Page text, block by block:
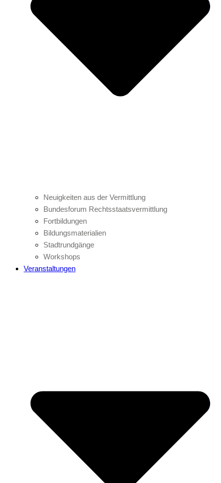
Neuigkeiten aus der Vermittlung
Bundesforum Rechtsstaatsvermittlung
Fortbildungen
Bildungsmaterialien
Stadtrundgänge
Workshops
Veranstaltungen